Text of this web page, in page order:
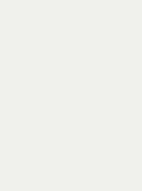
Dialog geschlossen. Seine Funktionalität ist